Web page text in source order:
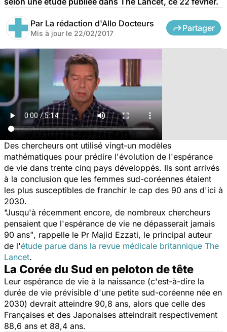
Par La rédaction d'Allo Docteurs
Mis à jour le 22/02/2017
Partager
Des chercheurs ont utilisé vingt-un modèles
mathématiques pour prédire l'évolution de l'espérance
de vie dans trente cinq pays développés. Ils sont arrivés
à la conclusion que les femmes sud-coréennes étaient
les plus susceptibles de franchir le cap des 90 ans d'ici à
2030.
"Jusqu'à récemment encore, de nombreux chercheurs
pensaient que l'espérance de vie ne dépasserait jamais
90 ans", rappelle le Pr Majid Ezzati, le principal auteur
de l'étude parue dans la revue médicale britannique The
Lancet.
La Corée du Sud en peloton de tête
Leur espérance de vie à la naissance (c'est-à-dire la
durée de vie prévisible d'une petite sud-coréenne née en
2030) devrait atteindre 90,8 ans, alors que celle des
Françaises et des Japonaises atteindrait respectivement
88,6 ans et 88,4 ans.